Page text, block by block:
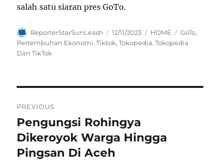
salah satu siaran pres GoTo.
Author
ReporterStarSunLeash
Posted
on
12/11/2023 Categories
HOME Tags
GoTo,
Pertembuhan Ekonomi,Tiktok,Tokopedia,Tokopedia
Dan TikTok
pos
PREVIOUS
Previous
post:
Pengungsi Rohingya
Dikeroyok Warga Hingga
Pingsan Di Aceh